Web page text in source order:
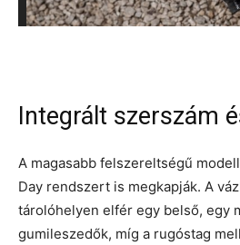
Integrált szerszám
A magasabb felszereltségű
Day rendszert is megkapják. A
tárolóhelyen elfér egy belső, egy
gumileszedők, míg a rugóstag